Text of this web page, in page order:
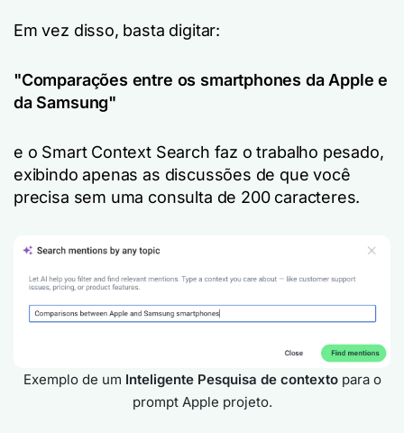
Em vez disso, basta digitar:
"Comparações entre os smartphones da Apple e
da Samsung"
e o Smart Context Search faz o trabalho pesado,
exibindo apenas as discussões de que você
precisa sem uma consulta de 200 caracteres.
Exemplo de um Inteligente Pesquisa de contextopara o
prompt Apple projeto.